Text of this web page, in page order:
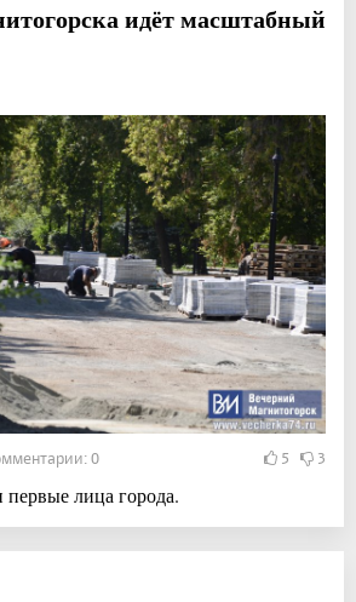
идёт масштабный
0 5 3
лица города.